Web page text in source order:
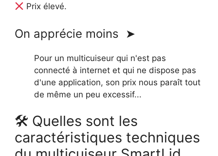
Prix élevé.
On apprécie moins ➤
Pour un multicuiseur qui n'est pas
connecté à internet et qui ne dispose pas
d'une application, son prix nous paraît tout
de même un peu excessif...
🛠 Quelles sont les
caractéristiques techniques